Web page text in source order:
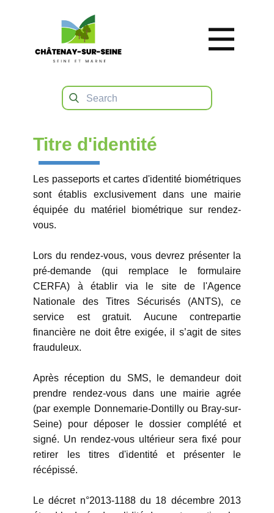
Titre d'identité
Les passeports et cartes d'identité biométriques
sont établis exclusivement dans une mairie
équipée du matériel biométrique sur rendez-
vous.
Lors du rendez-vous, vous devrez présenter la
pré-demande (qui remplace le formulaire
CERFA) à établir via le site de l'Agence
Nationale des Titres Sécurisés (ANTS), ce
service est gratuit. Aucune contrepartie
financière ne doit être exigée, il s’agit de sites
frauduleux.
Après réception du SMS, le demandeur doit
prendre rendez-vous dans une mairie agrée
(par exemple Donnemarie-Dontilly ou Bray-sur-
Seine) pour déposer le dossier complété et
signé. Un rendez-vous ultérieur sera fixé pour
retirer les titres d'identité et présenter le
récépissé.
Le décret n°2013-1188 du 18 décembre 2013